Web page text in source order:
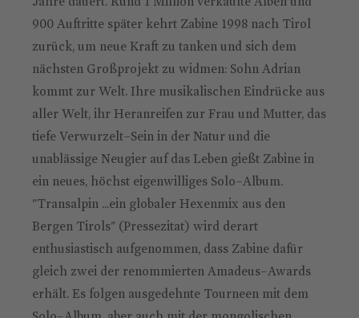
900 Auftritte später kehrt Zabine 1998 nach Tirol
zurück, um neue Kraft zu tanken und sich dem
nächsten Großprojekt zu widmen: Sohn Adrian
kommt zur Welt. Ihre musikalischen Eindrücke aus
aller Welt, ihr Heranreifen zur Frau und Mutter, das
tiefe Verwurzelt–Sein in der Natur und die
unablässige Neugier auf das Leben gießt Zabine in
ein neues, höchst eigenwilliges Solo–Album.
"Transalpin ...ein globaler Hexenmix aus den
Bergen Tirols" (Pressezitat) wird derart
enthusiastisch aufge­nom­men, dass Zabine dafür
gleich zwei der renommierten Amadeus–Awards
erhält. Es folgen ausgedehnte Tourneen mit dem